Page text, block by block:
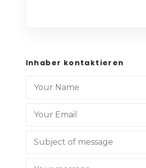
Inhaber kontaktieren